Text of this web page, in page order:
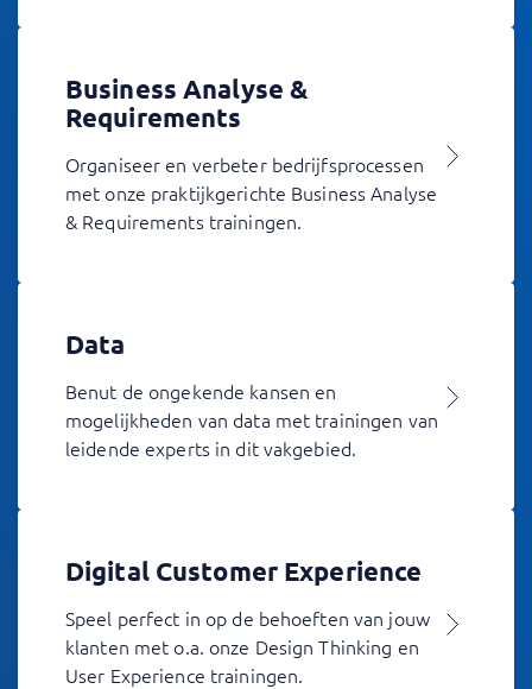
Business Analyse &
Requirements
Organiseer en verbeter bedrijfsprocessen
met onze praktijkgerichte Business Analyse
& Requirements trainingen.
Data
Benut de ongekende kansen en
mogelijkheden van data met trainingen van
leidende experts in dit vakgebied.
Digital Customer Experience
Speel perfect in op de behoeften van jouw
klanten met o.a. onze Design Thinking en
User Experience trainingen.